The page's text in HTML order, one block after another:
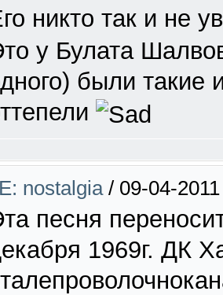
никто так и не
у Булата
были такие
nostalgia / 09-04-
песня
1969г. ДК